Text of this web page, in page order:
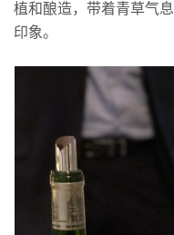
植和酿造，带着青草气
印象。